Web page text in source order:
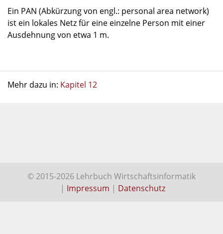
Ein PAN (Abkürzung von engl.: personal area network)
ist ein lokales Netz für eine einzelne Person mit einer
Ausdehnung von etwa 1 m.
Mehr dazu in: Kapitel 12
© 2015-2026 Lehrbuch Wirtschaftsinformatik
| Impressum | Datenschutz